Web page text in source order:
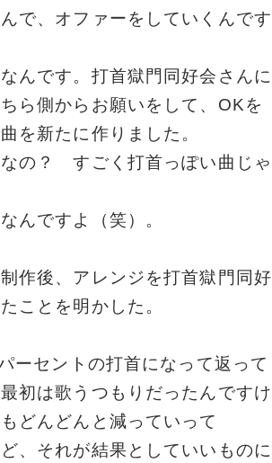
で、オファーをしていくんです
んです。打首獄門同好会さんに
ら側からお願いをして、OKを
を新たに作りました。
の？ すごく打首っぽい曲じゃ
んですよ（笑）。
作後、アレンジを打首獄門同好
ことを明かした。
ーセントの打首になって返って
初は歌うつもりだったんですけ
どんどんと減っていって
ど、それが結果としていいものに